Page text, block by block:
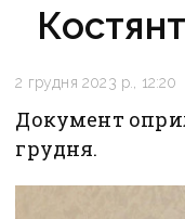
2 грудня 2023 р., 12:20
Документ
грудня.